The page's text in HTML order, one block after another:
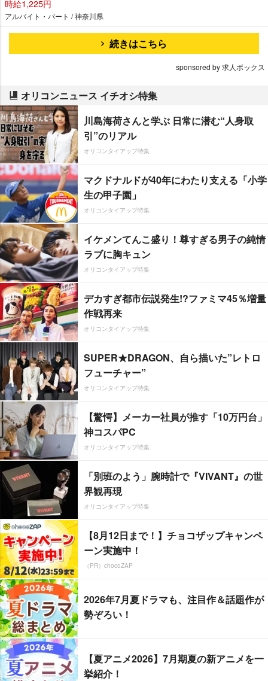
時給1,225円
アルバイト・パート / 神奈川県
続きはこちら
sponsored by 求人ボックス
オリコンニュース イチオシ特集
川島海荷さんと学ぶ 日常に潜む“人身取
引”のリアル
オリコンタイアップ特集
マクドナルドが40年にわたり支える「小学
生の甲子園」
オリコンタイアップ特集
イケメンてんこ盛り！尊すぎる男子の純情
ラブに胸キュン
オリコンタイアップ特集
デカすぎ都市伝説発生!?ファミマ45％増量
作戦再来
オリコンタイアップ特集
SUPER★DRAGON、自ら描いた”レトロ
フューチャー”
オリコンタイアップ特集
【驚愕】メーカー社員が推す「10万円台」
神コスパPC
オリコンタイアップ特集
「別班のよう」腕時計で『VIVANT』の世
界観再現
オリコンタイアップ特集
【8月12日まで！】チョコザップキャンペ
ーン実施中！
（PR）chocoZAP
2026年7月夏ドラマも、注目作＆話題作が
勢ぞろい！
【夏アニメ2026】7月期夏の新アニメを一
挙紹介！